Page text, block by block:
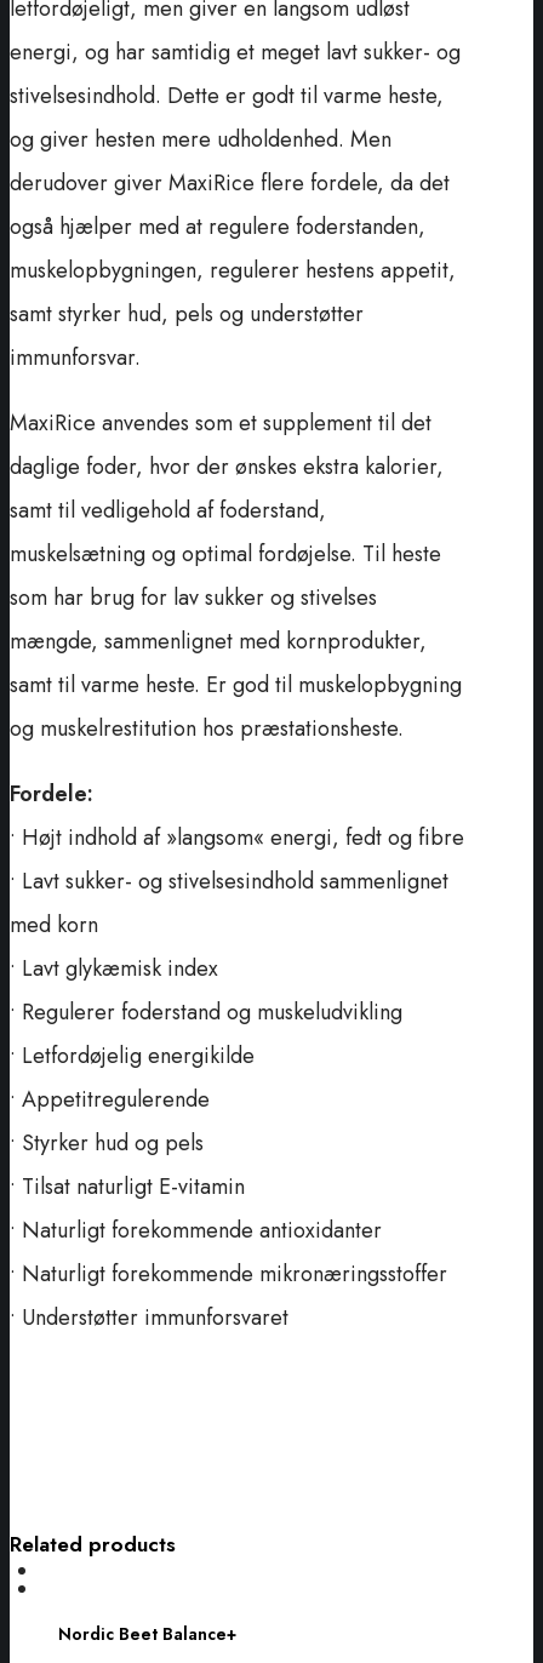
letfordøjeligt, men giver en langsom udløst
energi, og har samtidig et meget lavt sukker- og
stivelsesindhold. Dette er godt til varme heste,
og giver hesten mere udholdenhed. Men
derudover giver MaxiRice flere fordele, da det
også hjælper med at regulere foderstanden,
muskelopbygningen, regulerer hestens appetit,
samt styrker hud, pels og understøtter
immunforsvar.
MaxiRice anvendes som et supplement til det
daglige foder, hvor der ønskes ekstra kalorier,
samt til vedligehold af foderstand,
muskelsætning og optimal fordøjelse. Til heste
som har brug for lav sukker og stivelses
mængde, sammenlignet med kornprodukter,
samt til varme heste. Er god til muskelopbygning
og muskelrestitution hos præstationsheste.
Fordele:
• Højt indhold af »langsom« energi, fedt og fibre
• Lavt sukker- og stivelsesindhold sammenlignet
med korn
• Lavt glykæmisk index
• Regulerer foderstand og muskeludvikling
• Letfordøjelig energikilde
• Appetitregulerende
• Styrker hud og pels
• Tilsat naturligt E-vitamin
• Naturligt forekommende antioxidanter
• Naturligt forekommende mikronæringsstoffer
• Understøtter immunforsvaret
Related products
Balance+
Nordic Beet Balance+